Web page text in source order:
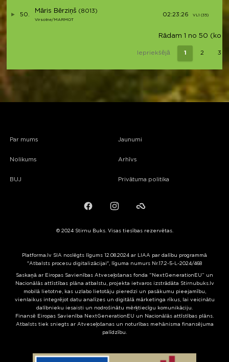
50.
Māris Bērziņš (8013)
Virsotne/MARMOT
02:23:26 VL1 (35)
Rādam 1 no 50
Iepriekšējā 1 2 3
Par mums
Nolikums
BUJ
Jaunumi
Arhīvs
Privātuma politika
FacebookInstagramFailiem.lv
© 2024 Stirnu Buks. Visas tiesības rezervētas.
Platforma.lv SIA noslēgts līgums 12.08.2024 ar LIAA par dalību programmā
"Atbalsts procesu digitalizācijai", līguma numurs Nr.17.2-5-L-2024/468
Saskaņā ar Eiropas Savienības Atveseļošanas fonda “NextGenerationEU” un
Nacionālās attīstības plāna atbalstu, projekta ietvaros izstrādāta Stirnubuks.lv
mobilā lietotne, kas uzlabo lietotāju pieredzi un pasākumu pieejamību,
vienlaikus integrējot datu analīzes un digitālā mārketinga rīkus, lai veicinātu
dalībnieku iesaisti un nodrošinātu mērķtiecīgu komunikāciju.
Finansē Eiropas Savienība NextGenerationEU un Nacionālās attīstības plāns.
Atbalsts tiek sniegts ar Atveseļošanas un noturības mehānisma finansējuma
palīdzību.